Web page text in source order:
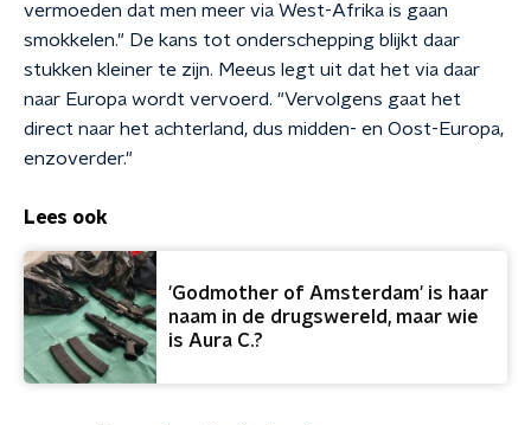
vermoeden dat men meer via West-Afrika is gaan
smokkelen." De kans tot onderschepping blijkt daar
stukken kleiner te zijn. Meeus legt uit dat het via daar
naar Europa wordt vervoerd. "Vervolgens gaat het
direct naar het achterland, dus midden- en Oost-Europa,
enzoverder."
Lees ook
'Godmother of Amsterdam' is haar
naam in de drugswereld, maar wie
is Aura C.?